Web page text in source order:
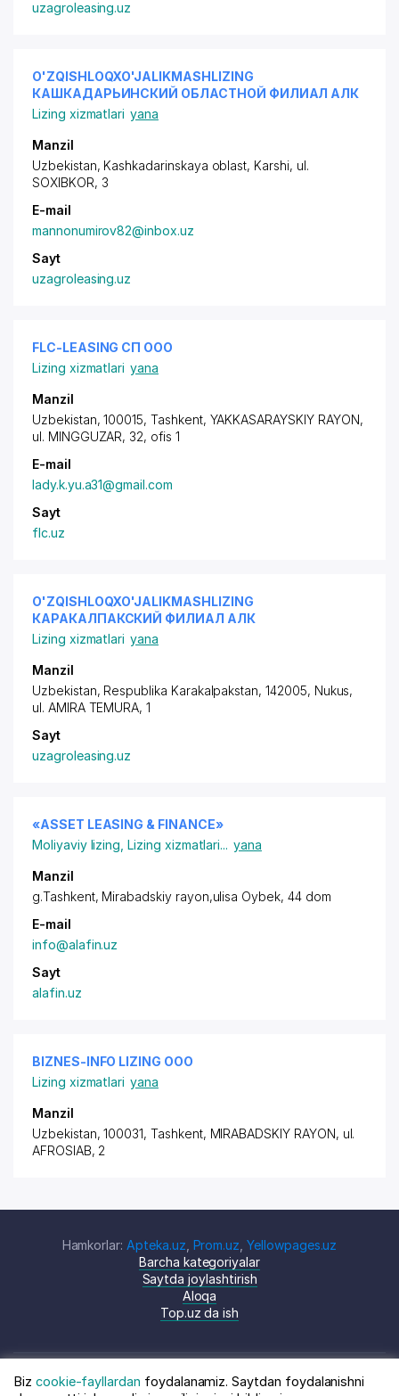
uzagroleasing.uz
O'ZQISHLOQXO'JALIKMASHLIZING
КАШКАДАРЬИНСКИЙ ОБЛАСТНОЙ ФИЛИАЛ АЛК
Lizing xizmatlari yana
Manzil
Uzbekistan, Kashkadarinskaya oblast, Karshi, ul.
SOXIBKOR, 3
E-mail
mannonumirov82@inbox.uz
Sayt
uzagroleasing.uz
FLC-LEASING СП ООО
Lizing xizmatlari yana
Manzil
Uzbekistan, 100015, Tashkent, YAKKASARAYSKIY RAYON,
ul. MINGGUZAR, 32, ofis 1
E-mail
lady.k.yu.a31@gmail.com
Sayt
flc.uz
O'ZQISHLOQXO'JALIKMASHLIZING
КАРАКАЛПАКСКИЙ ФИЛИАЛ АЛК
Lizing xizmatlari yana
Manzil
Uzbekistan, Respublika Karakalpakstan, 142005, Nukus,
ul. AMIRA TEMURA, 1
Sayt
uzagroleasing.uz
«ASSET LEASING & FINANCE»
Moliyaviy lizing ,Lizing xizmatlari... yana
Manzil
g.Tashkent, Mirabadskiy rayon,ulisa Oybek, 44 dom
E-mail
info@alafin.uz
Sayt
alafin.uz
BIZNES-INFO LIZING ООО
Lizing xizmatlari yana
Manzil
Uzbekistan, 100031, Tashkent, MIRABADSKIY RAYON, ul.
AFROSIAB, 2
Hamkorlar: Apteka.uz Prom.uz ,Yellowpages.uz
Barcha kategoriyalar
Saytda joylashtirish
Aloqa
Top.uz da ish
© Top.uz, 2024 O'zbekiston kompaniyalari Shartnoma
Biz cookie-fayllardan foydalanamiz. Saytdan foydalanishni